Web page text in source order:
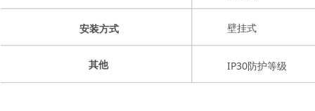
安装方式
其他
壁挂式
IP30防护等级